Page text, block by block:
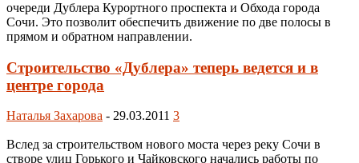
очереди Дублера Курортного проспекта и Обхода города
Сочи. Это позволит обеспечить движение по две полосы в
прямом и обратном направлении.
Строительство «Дублера» теперь ведется и в
центре города
Наталья Захарова - 29.03.2011 3
Вслед за строительством нового моста через реку Сочи в
створе улиц Горького и Чайковского начались работы по